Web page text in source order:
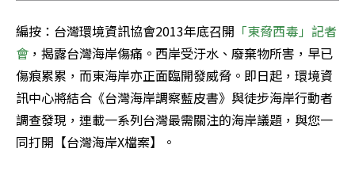
編按：台灣環境資訊協會2013年底召開 「東脅西毒」記者
會 ，揭露台灣海岸傷痛。西岸受汙水、廢棄物所害，早已
傷痕累累，而東海岸亦正面臨開發威脅。即日起，環境資
訊中心將結合《台灣海岸調察藍皮書》與徒步海岸行動者
調查發現，連載一系列台灣最需關注的海岸議題，與您一
同打開【台灣海岸X檔案】。